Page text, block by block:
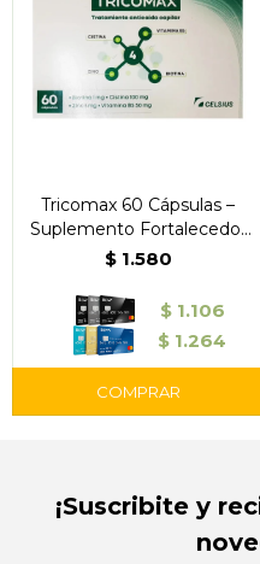
Tricomax 60 Cápsulas –
Suplemento Fortalecedor
Capilar
$ 1.580
$ 1.106
$ 1.264
¡Suscribite y